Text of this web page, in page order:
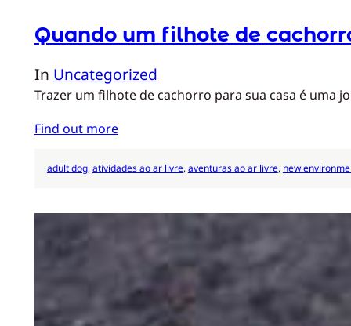
Quando um filhote de
In Uncategorized
Trazer um filhote de cachorro para sua casa é uma
Find out more
adult dog, atividades ao ar livre, aventuras ao ar livre, new